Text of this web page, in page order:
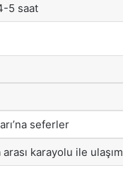
5 saat
seferler
karayolu ile ulaşım